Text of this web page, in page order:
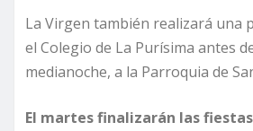
La Virgen también realizará una
el Colegio de La Purísima antes
medianoche, a la Parroquia de
El martes finalizarán las